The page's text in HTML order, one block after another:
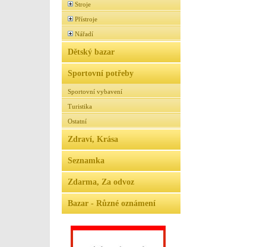
Stroje
Přístroje
Nářadí
Dětský bazar
Sportovní potřeby
Sportovní vybavení
Turistika
Ostatní
Zdraví, Krása
Seznamka
Zdarma, Za odvoz
Bazar - Různé oznámení